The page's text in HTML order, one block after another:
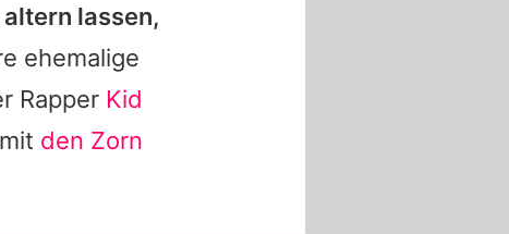
lassen,
ehemalige
Rapper Kid
den Zorn